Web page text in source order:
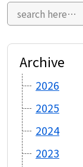
Archive
2026
2025
2024
2023